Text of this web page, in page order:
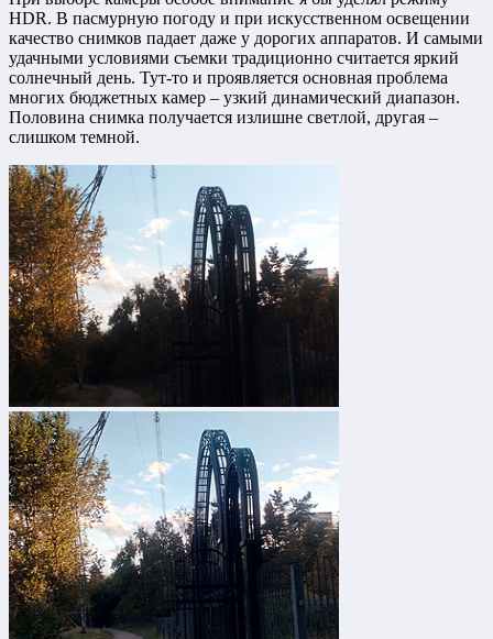
HDR. В пасмурную погоду и при искусственном освещении
качество снимков падает даже у дорогих аппаратов. И самыми
удачными условиями съемки традиционно считается яркий
солнечный день. Тут-то и проявляется основная проблема
многих бюджетных камер – узкий динамический диапазон.
Половина снимка получается излишне светлой, другая –
слишком темной.